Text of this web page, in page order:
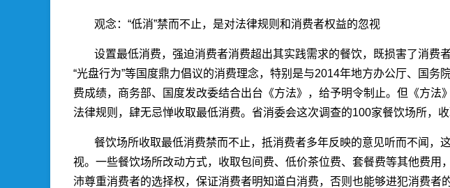
观念：“低消”禁而不止，是对法律规则和消费者权益的忽视
设置最低消费，强迫消费者消费超出其实践需求的餐饮，既损害了消费
“光盘行为”等国度鼎力倡议的消费理念，特别是与2014年地方办公厅、国
费成绩，商务部、国度发改委结合出台《方法》，给予明令制止。但《方
法律规则，肆无忌惮收取最低消费。省消委会这次调查的100家餐饮场所，收
餐饮场所收取最低消费禁而不止，抵消费者多年反映的意见听而不闻
视。一些餐饮场所改动方式，收取包间费、低价茶位费、套餐费等其他费
沛尊重消费者的选择权，保证消费者明知道白消费，否则也能够进犯消费者